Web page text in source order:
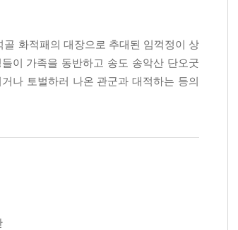
화적패의 대장으로 추대된 임꺽정이 상
이 가족을 동반하고 송도 송악산 단오굿
나 토벌하러 나온 관군과 대적하는 등의